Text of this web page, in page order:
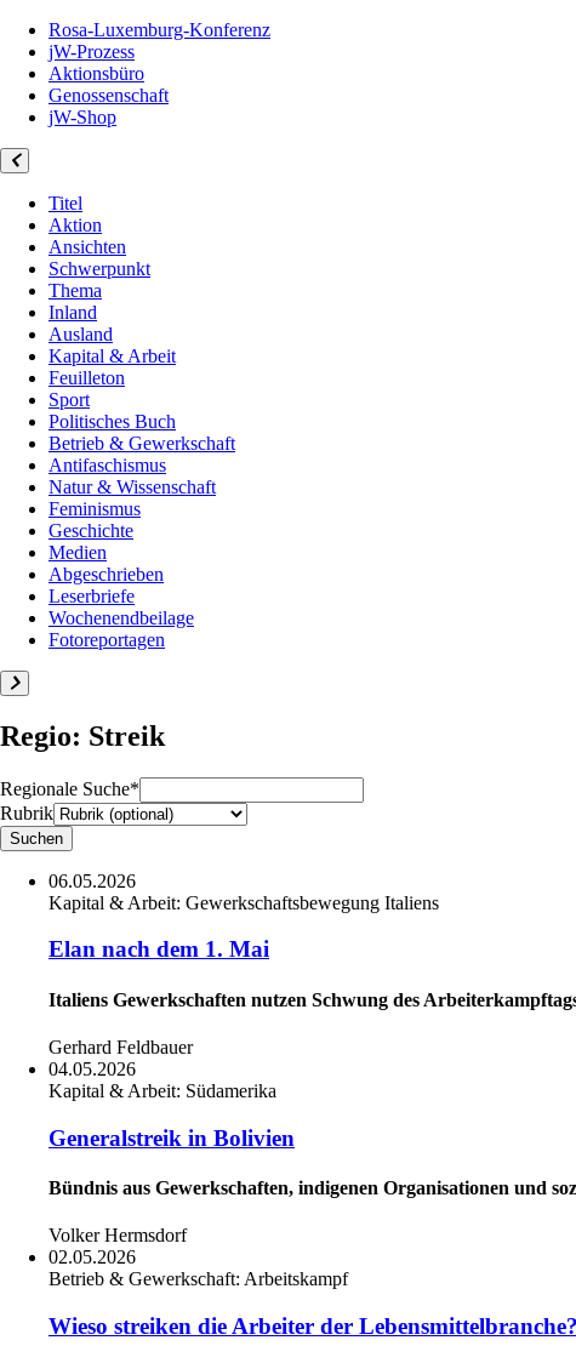
Rosa-Luxemburg-Konferenz
jW-Prozess
Aktionsbüro
Genossenschaft
jW-Shop
Titel
Aktion
Ansichten
Schwerpunkt
Thema
Inland
Ausland
Kapital & Arbeit
Feuilleton
Sport
Politisches Buch
Betrieb & Gewerkschaft
Antifaschismus
Natur & Wissenschaft
Feminismus
Geschichte
Medien
Abgeschrieben
Leserbriefe
Wochenendbeilage
Fotoreportagen
Regio: Streik
Regionale Suche*
Rubrik
06.05.2026
Kapital & Arbeit: Gewerkschaftsbewegung Italiens
Elan nach dem 1. Mai
Italiens Gewerkschaften nutzen Schwung des
Gerhard Feldbauer
04.05.2026
Kapital & Arbeit: Südamerika
Generalstreik in Bolivien
Bündnis aus Gewerkschaften, indigenen Organisationen und
Volker Hermsdorf
02.05.2026
Betrieb & Gewerkschaft: Arbeitskampf
Wieso streiken die Arbeiter der Lebensmittelbranche?